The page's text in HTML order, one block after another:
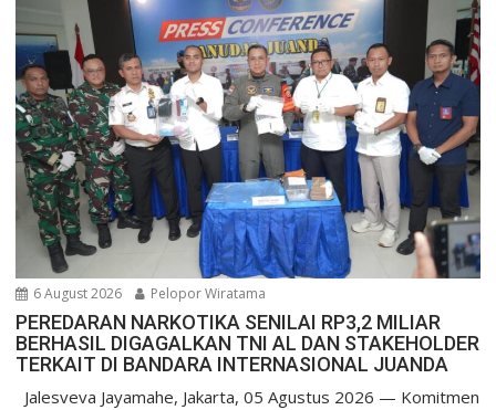
6 August 2026 Pelopor Wiratama
PEREDARAN NARKOTIKA SENILAI RP3,2 MILIAR
BERHASIL DIGAGALKAN TNI AL DAN STAKEHOLDER
TERKAIT DI BANDARA INTERNASIONAL JUANDA
Jalesveva Jayamahe, Jakarta, 05 Agustus 2026 — Komitmen